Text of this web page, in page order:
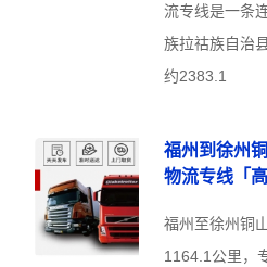
流专线是一条
族拉祜族自治
约2383.1
福州到徐州
物流专线「
福州至徐州铜
1164.1公里，